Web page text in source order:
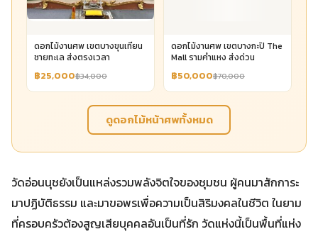
ดอกไม้งานศพ เขตบางขุนเทียน
ชายทะเล ส่งตรงเวลา
฿25,000฿34,000
ดูดอกไม้หน้าศพทั้งหมด
วัดอ่อนนุชยังเป็นแหล่งรวมพลังจิตใจของชุมชน ผู้คนมาสักการะ
มาปฏิบัติธรรม และมาขอพรเพื่อความเป็นสิริมงคลในชีวิต ในยาม
ที่ครอบครัวต้องสูญเสียบุคคลอันเป็นที่รัก วัดแห่งนี้เป็นพื้นที่แห่ง